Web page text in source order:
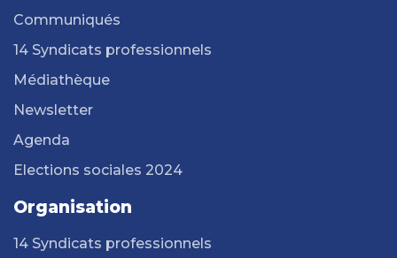
Communiqués
14 Syndicats professionnels
Médiathèque
Newsletter
Agenda
Elections sociales 2024
Organisation
14 Syndicats professionnels